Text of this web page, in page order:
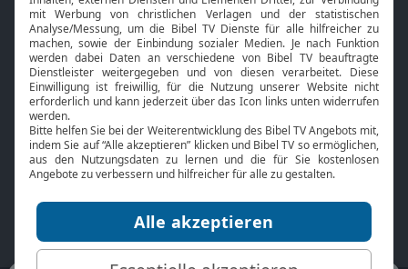
Bibelthek Online-Bibel
Nächster Gottesdienst
Bibel TV
Über uns
Jobs
Mediadaten
Service
Kontakt
TV-Empfang